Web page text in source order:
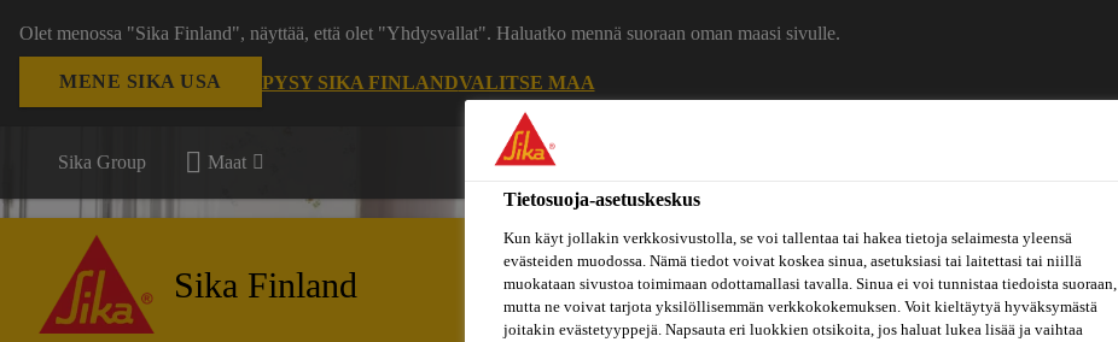
Olet menossa "Sika Finland", näyttää, että olet "Yhdysvallat". Haluatko mennä suoraan oman maasi sivulle.
MENE SIKA USA PYSY SIKA FINLANDVALITSE MAA
Sika Group Maat
Sika Finland
Tietosuoja-asetuskeskus
Kun käyt jollakin verkkosivustolla, se voi tallentaa tai hakea tietoja selaimesta yleensä
evästeiden muodossa. Nämä tiedot voivat koskea sinua, asetuksiasi tai laitettasi tai niillä
muokataan sivustoa toimimaan odottamallasi tavalla. Sinua ei voi tunnistaa tiedoista suoraan,
mutta ne voivat tarjota yksilöllisemmän verkkokokemuksen. Voit kieltäytyä hyväksymästä
joitakin evästetyyppejä. Napsauta eri luokkien otsikoita, jos haluat lukea lisää ja vaihtaa